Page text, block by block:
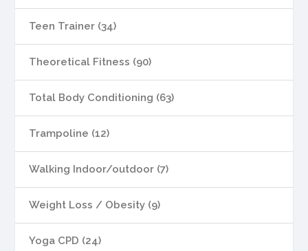
Teen Trainer (34)
Theoretical Fitness (90)
Total Body Conditioning (63)
Trampoline (12)
Walking Indoor/outdoor (7)
Weight Loss / Obesity (9)
Yoga CPD (24)